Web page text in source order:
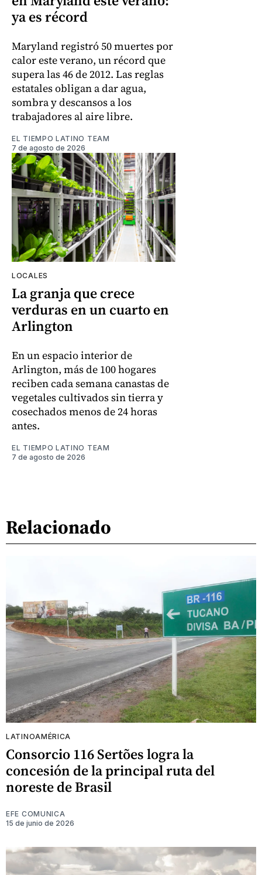
ya es récord
Maryland registró 50 muertes por
calor este verano, un récord que
supera las 46 de 2012. Las reglas
estatales obligan a dar agua,
sombra y descansos a los
trabajadores al aire libre.
EL TIEMPO LATINO TEAM
7 de agosto de 2026
LOCALES
La granja que crece
verduras en un cuarto en
Arlington
En un espacio interior de
Arlington, más de 100 hogares
reciben cada semana canastas de
vegetales cultivados sin tierra y
cosechados menos de 24 horas
antes.
EL TIEMPO LATINO TEAM
7 de agosto de 2026
Relacionado
LATINOAMÉRICA
Consorcio 116 Sertões logra la
concesión de la principal ruta del
noreste de Brasil
EFE COMUNICA
15 de junio de 2026